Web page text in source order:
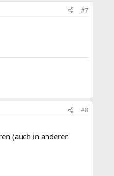
#7
#8
(auch in anderen